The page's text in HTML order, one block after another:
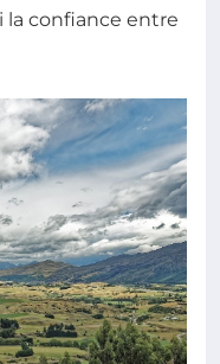
la confiance entre